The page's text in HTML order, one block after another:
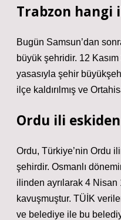
Trabzon hangi
Bugün Samsun’dan
büyük şehridir. 12 Kasım
yasasıyla şehir
ilçe kaldırılmış ve
Ordu ili eskiden
Ordu, Türkiye’nin Ordu
şehirdir. Osmanlı
ilinden ayrılarak 4
kavuşmuştur. TÜİK
ve belediye ile bu